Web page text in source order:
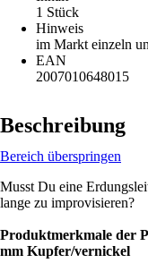
1 Stück
Hinweis
im Markt einzeln
EAN
2007010648015
Beschreibung
Bereich überspringen
Musst Du eine
lange zu improvisieren?
Produktmerkmale der
mm Kupfer/vernickel